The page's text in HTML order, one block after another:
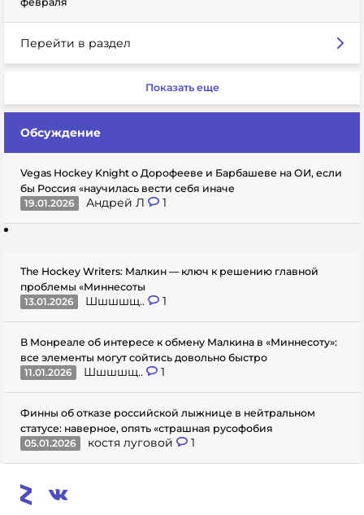
Перейти в раздел
Показать еще
Обсуждение
Vegas Hockey Knight о Дорофееве и Барбашеве на ОИ, если
бы Россия «научилась вести себя иначе
19.01.2026
Андрей Л 1
The Hockey Writers: Малкин — ключ к решению главной
проблемы «Миннесоты
13.01.2026
Шшшшщ.. 1
В Монреале об интересе к обмену Малкина в «Миннесоту»:
все элементы могут сойтись довольно быстро
11.01.2026
Шшшшщ.. 1
Финны об отказе российской лыжнице в нейтральном
статусе: наверное, опять «страшная русофобия
05.01.2026
костя луговой 1